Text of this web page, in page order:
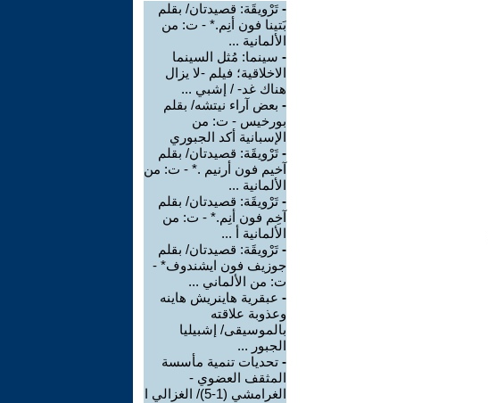
- تَرْويقَة: قصيدتان/ بقلم
بَتينا فون أنِم.* - ت: من
الألمانية ...
- سينما: مُثل السينما
الاخلاقية؛ فيلم -لا يزال
هناك غد- / إشبي ...
- بعض آراء نيتشه/ بقلم
بورخيس - ت: من
الإسبانية أكد الجبوري
- تَرْويقَة: قصيدتان/ بقلم
آخيم فون أرنيم .* - ت: من
الألمانية ...
- تَرْويقَة: قصيدتان/ بقلم
آخِم فون أنِم.* - ت: من
الألمانية أ ...
- تَرْويقَة: قصيدتان/ بقلم
جوزيف فون ايشندوف* -
ت: من الألماني ...
- عبقرية هاينريش هاينه
وعذوبة علاقته
بالموسيقى/ إشبيليا
الجبور ...
- تحديات تنمية مأسسة
المثقف العضوي -
الغرامشي (1-5)/ الغزالي ا